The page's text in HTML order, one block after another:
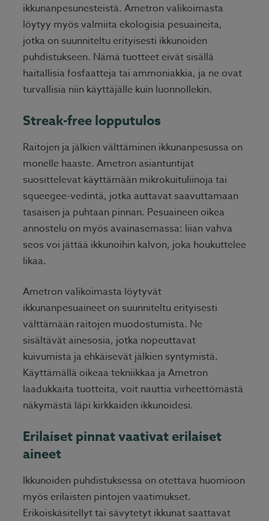
ikkunanpesunesteistä. Ametron valikoimasta
löytyy myös valmiita ekologisia pesuaineita,
jotka on suunniteltu erityisesti ikkunoiden
puhdistukseen. Nämä tuotteet eivät sisällä
haitallisia fosfaatteja tai ammoniakkia, ja ne ovat
turvallisia niin käyttäjälle kuin luonnollekin.
Streak-free lopputulos
Raitojen ja jälkien välttäminen ikkunanpesussa on
monelle haaste. Ametron asiantuntijat
suosittelevat käyttämään mikrokuituliinoja tai
squeegee-vedintä, jotka auttavat saavuttamaan
tasaisen ja puhtaan pinnan. Pesuaineen oikea
annostelu on myös avainasemassa: liian vahva
seos voi jättää ikkunoihin kalvon, joka houkuttelee
likaa.
Ametron valikoimasta löytyvät
ikkunanpesuaineet on suunniteltu erityisesti
välttämään raitojen muodostumista. Ne
sisältävät ainesosia, jotka nopeuttavat
kuivumista ja ehkäisevät jälkien syntymistä.
Käyttämällä oikeaa tekniikkaa ja Ametron
laadukkaita tuotteita, voit nauttia virheettömästä
näkymästä läpi kirkkaiden ikkunoidesi.
Erilaiset pinnat vaativat erilaiset
aineet
Ikkunoiden puhdistuksessa on otettava huomioon
myös erilaisten pintojen vaatimukset.
Erikoiskäsitellyt tai sävytetyt ikkunat saattavat